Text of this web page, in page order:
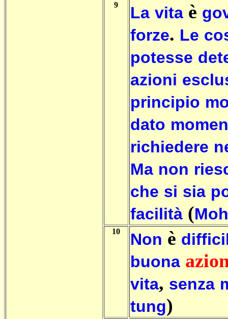
9 La vita è
forze. Le
potesse
azioni
principio
dato
richiedere
Ma non
che si sia
facilità (
10 Non è
buona
vita, senza
tung)